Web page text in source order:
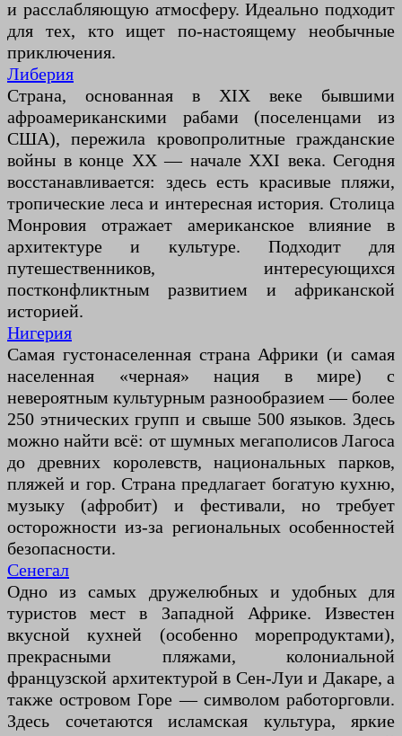
и расслабляющую атмосферу. Идеально подходит
для тех, кто ищет по-настоящему необычные
приключения.
Либерия
Страна, основанная в XIX веке бывшими
афроамериканскими рабами (поселенцами из
США), пережила кровопролитные гражданские
войны в конце XX — начале XXI века. Сегодня
восстанавливается: здесь есть красивые пляжи,
тропические леса и интересная история. Столица
Монровия отражает американское влияние в
архитектуре и культуре. Подходит для
путешественников, интересующихся
постконфликтным развитием и африканской
историей.
Нигерия
Самая густонаселенная страна Африки (и самая
населенная «черная» нация в мире) с
невероятным культурным разнообразием — более
250 этнических групп и свыше 500 языков. Здесь
можно найти всё: от шумных мегаполисов Лагоса
до древних королевств, национальных парков,
пляжей и гор. Страна предлагает богатую кухню,
музыку (афробит) и фестивали, но требует
осторожности из-за региональных особенностей
безопасности.
Сенегал
Одно из самых дружелюбных и удобных для
туристов мест в Западной Африке. Известен
вкусной кухней (особенно морепродуктами),
прекрасными пляжами, колониальной
французской архитектурой в Сен-Луи и Дакаре, а
также островом Горе — символом работорговли.
Здесь сочетаются исламская культура, яркие